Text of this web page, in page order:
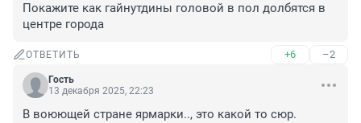
Покажите как гайнутдины головой в пол долбятся в
центре города
ОТВЕТИТЬ +6 –2
Гость
13 декабря 2025, 22:23
В воюющей стране ярмарки.., это какой то сюр.